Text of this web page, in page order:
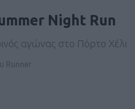
Night Run
αγώνας στο Πόρτο Χέλι
Runner